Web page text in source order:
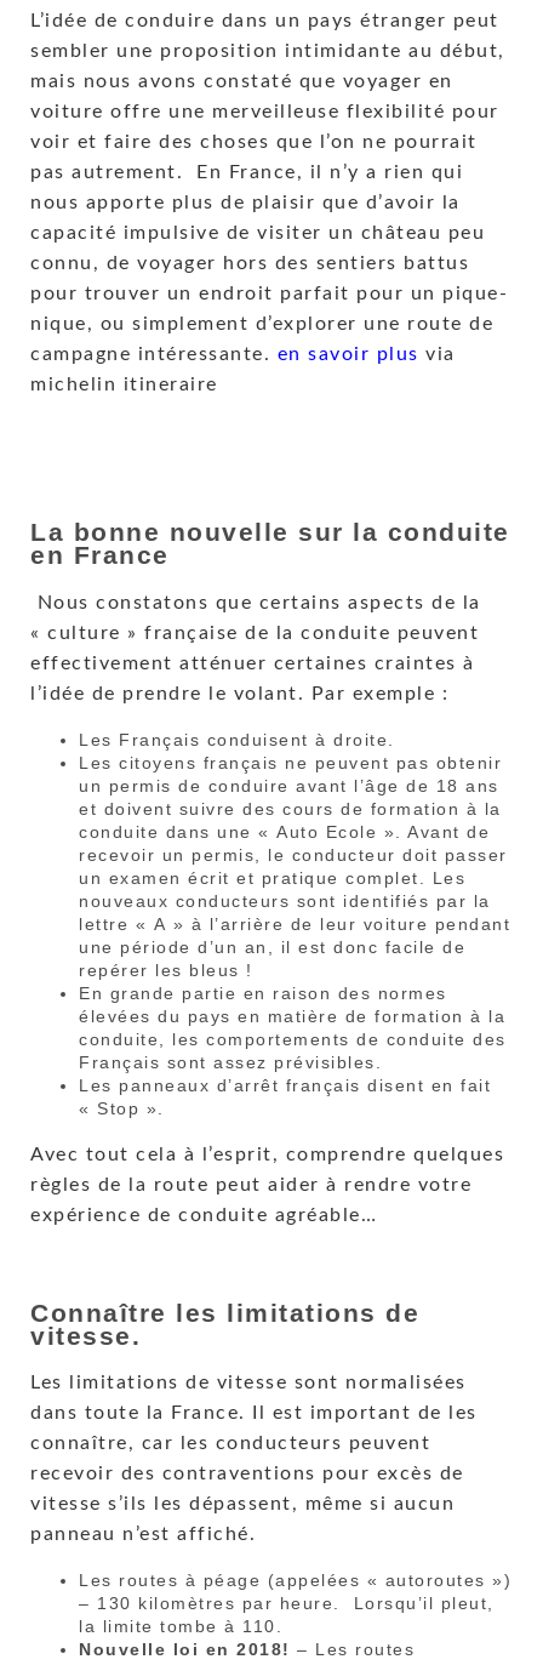
L’idée de conduire dans un pays étranger peut
sembler une proposition intimidante au début,
mais nous avons constaté que voyager en
voiture offre une merveilleuse flexibilité pour
voir et faire des choses que l’on ne pourrait
pas autrement. En France, il n’y a rien qui
nous apporte plus de plaisir que d’avoir la
capacité impulsive de visiter un château peu
connu, de voyager hors des sentiers battus
pour trouver un endroit parfait pour un pique-
nique, ou simplement d’explorer une route de
campagne intéressante. en savoir plus via
michelin itineraire
La bonne nouvelle sur la conduite
en France
Nous constatons que certains aspects de la
« culture » française de la conduite peuvent
effectivement atténuer certaines craintes à
l’idée de prendre le volant. Par exemple :
Les Français conduisent à droite.
Les citoyens français ne peuvent pas obtenir
un permis de conduire avant l’âge de 18 ans
et doivent suivre des cours de formation à la
conduite dans une « Auto Ecole ». Avant de
recevoir un permis, le conducteur doit passer
un examen écrit et pratique complet. Les
nouveaux conducteurs sont identifiés par la
lettre « A » à l’arrière de leur voiture pendant
une période d’un an, il est donc facile de
repérer les bleus !
En grande partie en raison des normes
élevées du pays en matière de formation à la
conduite, les comportements de conduite des
Français sont assez prévisibles.
Les panneaux d’arrêt français disent en fait
« Stop ».
Avec tout cela à l’esprit, comprendre quelques
règles de la route peut aider à rendre votre
expérience de conduite agréable…
Connaître les limitations de
vitesse.
Les limitations de vitesse sont normalisées
dans toute la France. Il est important de les
connaître, car les conducteurs peuvent
recevoir des contraventions pour excès de
vitesse s’ils les dépassent, même si aucun
panneau n’est affiché.
Les routes à péage (appelées « autoroutes »)
– 130 kilomètres par heure. Lorsqu’il pleut,
la limite tombe à 110.
Nouvelle loi en 2018! – Les routes